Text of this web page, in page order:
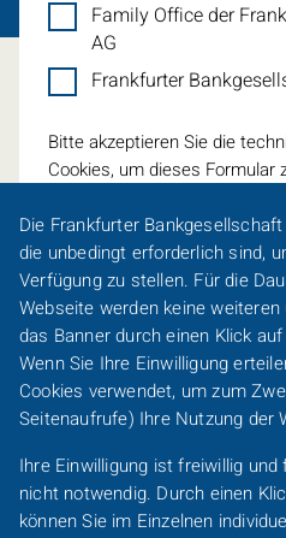
Die Frankfurter
die unbedingt erforderlich sind,
Verfügung zu stellen. Für die
Webseite werden keine weiteren
das Banner durch einen Klick
Wenn Sie Ihre Einwilligung
Cookies verwendet, um zum
Seitenaufrufe) Ihre Nutzung der
Ihre Einwilligung ist freiwillig
nicht notwendig. Durch einen
können Sie im Einzelnen
Family Office der
AG
Frankfurter
Bitte akzeptieren Sie die
Cookies, um dieses Formular
Eine Spur
Footer-
Line-
DACH
/
FO
Karriere Presse
Kundeninformationen
Footer-